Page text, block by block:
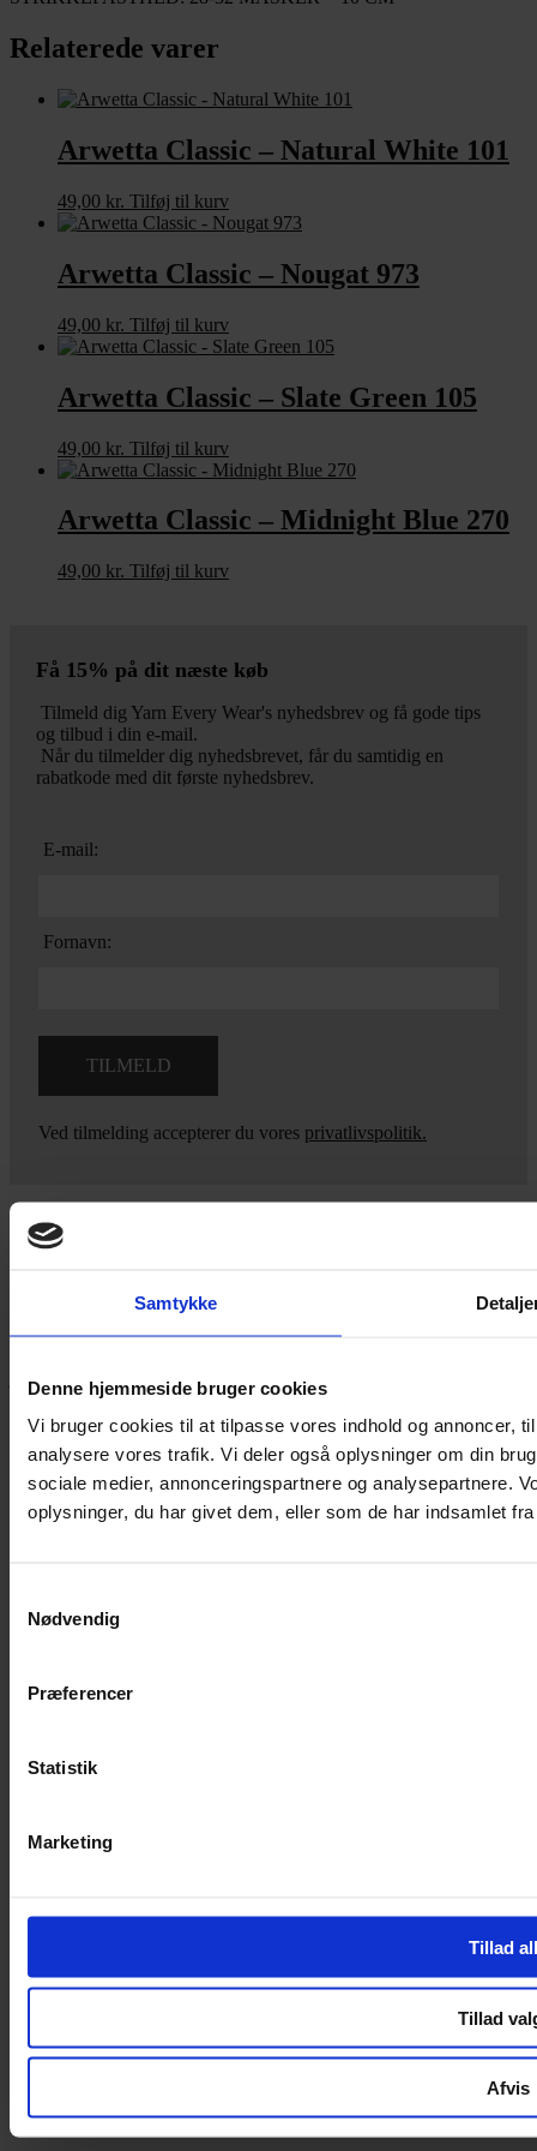
Samtykke
Denne hjemmeside bruger cookies
Vi bruger cookies til at tilpasse vores indhold og annoncer,
analysere vores trafik. Vi deler også oplysninger om din
sociale medier, annonceringspartnere og analysepartnere.
oplysninger, du har givet dem, eller som de har indsamlet
Nødvendig
Præferencer
Statistik
Marketing
Tillad
Tillad
Afvis
Relaterede varer
Arwetta Classic – Natural White 101
49,00 kr. Tilføj til kurv
Arwetta Classic – Nougat 973
49,00 kr. Tilføj til kurv
Arwetta Classic – Slate Green 105
49,00 kr. Tilføj til kurv
Arwetta Classic – Midnight Blue 270
49,00 kr. Tilføj til kurv
Få 15% på dit næste køb
Tilmeld dig Yarn Every Wear's nyhedsbrev og få gode tips
og tilbud i din e-mail.
Når du tilmelder dig nyhedsbrevet, får du samtidig en
rabatkode med dit første nyhedsbrev.
E-mail:
Fornavn:
Ved tilmelding accepterer du vores privatlivspolitik.
Yarn Every Wear
Hvis du bøvler med noget eller ønsker ny inspiration, så skriv til
jeg dig på vej.
Vestergade 12 6270, Tønder
60 51 96 50
post@yarneverywear.dk
CVR 43041649
Facebook-f Instagram
Handelsbetingelser
Handelsbetingelser
Om Yarn Every Wear
Mandag – Fredag 10:00 – 17:30
Copyright © 2022.Design & hosting by Webhuset Ballum ApS